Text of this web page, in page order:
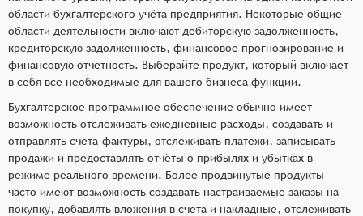
области бухгалтерского учёта предприятия. Некоторые общие
области деятельности включают дебиторскую задолженность,
кредиторскую задолженность, финансовое прогнозирование и
финансовую отчётность. Выберайте продукт, который включает
в себя все необходимые для вашего бизнеса функции.
Бухгалтерское программное обеспечение обычно имеет
возможность отслеживать ежедневные расходы, создавать и
отправлять счета-фактуры, отслеживать платежи, записывать
продажи и предоставлять отчёты о прибылях и убытках в
режиме реального времени. Более продвинутые продукты
часто имеют возможность создавать настраиваемые заказы на
покупку, добавлять вложения в счета и накладные, отслеживать